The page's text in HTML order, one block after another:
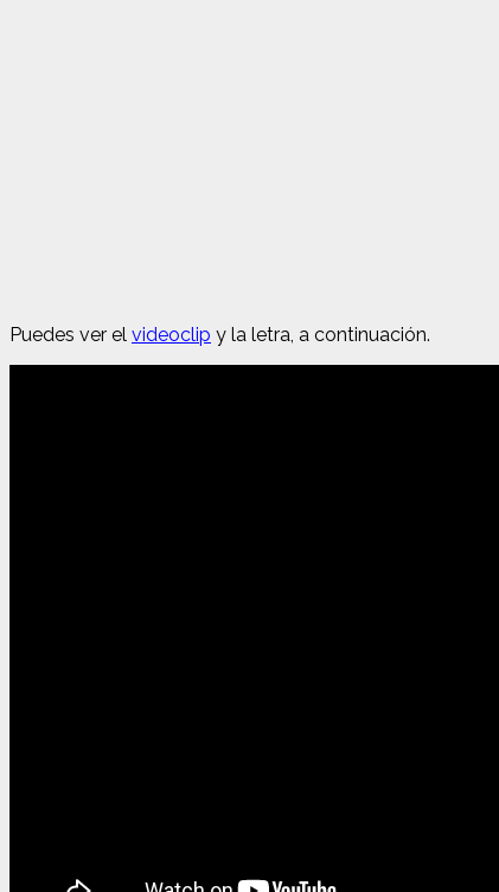
Puedes ver el videoclip y la letra, a continuación.